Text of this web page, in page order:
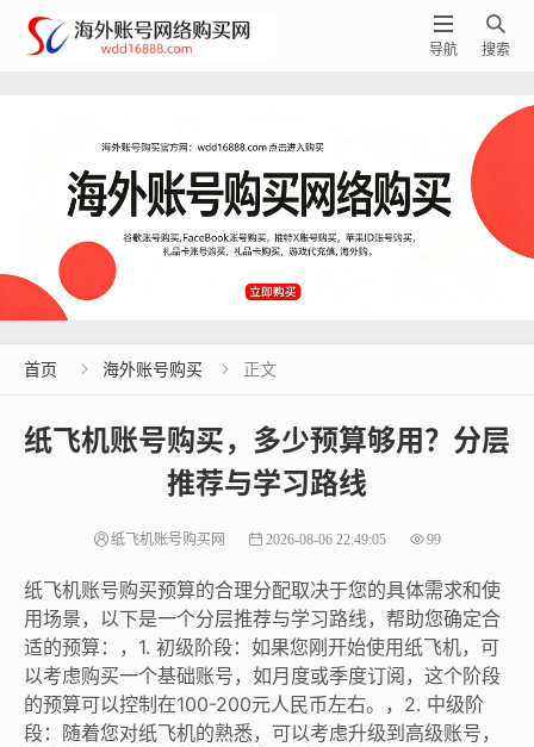

搜索

导航
首页  海外账号购买  正文
纸飞机账号购买，多少预算够用？分层
推荐与学习路线
纸飞机账号购买网 2026-08-06 22:49:05 99
纸飞机账号购买预算的合理分配取决于您的具体需求和使
用场景，以下是一个分层推荐与学习路线，帮助您确定合
适的预算：，1. 初级阶段：如果您刚开始使用纸飞机，可
以考虑购买一个基础账号，如月度或季度订阅，这个阶段
的预算可以控制在100-200元人民币左右。，2. 中级阶
段：随着您对纸飞机的熟悉，可以考虑升级到高级账号，